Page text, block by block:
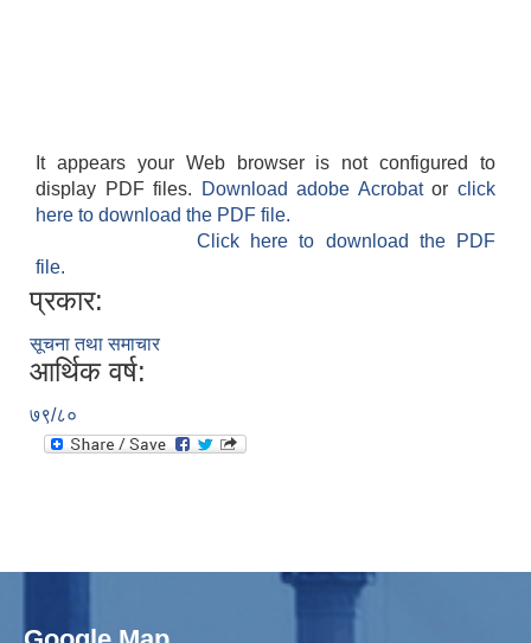
It appears your Web browser is not configured to
display PDF files.
Download adobe Acrobatorclick
here to download the PDF file.
Click here to download the PDF
file.
प्रकार:
सूचना तथा समाचार
आर्थिक वर्ष:
७९/८०